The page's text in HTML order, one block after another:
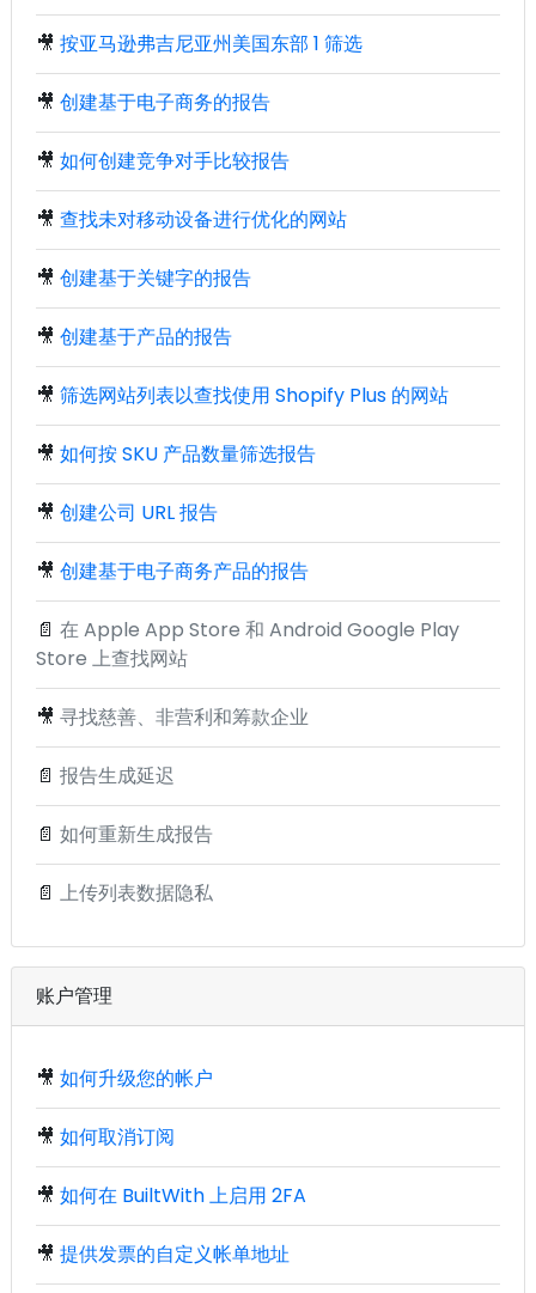
🎥 按亚马逊弗吉尼亚州美国东部 1 筛选
🎥 创建基于电子商务的报告
🎥 如何创建竞争对手比较报告
🎥 查找未对移动设备进行优化的网站
🎥 创建基于关键字的报告
🎥 创建基于产品的报告
🎥 筛选网站列表以查找使用 Shopify Plus 的网站
🎥 如何按 SKU 产品数量筛选报告
🎥 创建公司 URL 报告
🎥 创建基于电子商务产品的报告
📄 在 Apple App Store 和 Android Google Play
Store 上查找网站
🎥 寻找慈善、非营利和筹款企业
📄 报告生成延迟
📄 如何重新生成报告
📄 上传列表数据隐私
账户管理
🎥 如何升级您的帐户
🎥 如何取消订阅
🎥 如何在 BuiltWith 上启用 2FA
🎥 提供发票的自定义帐单地址